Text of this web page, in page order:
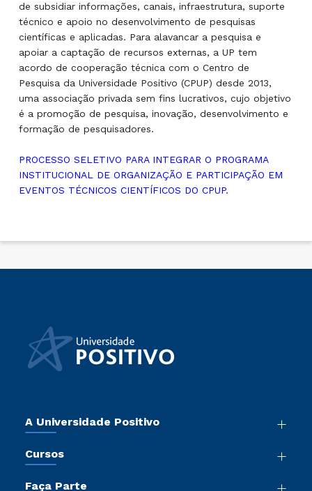
de subsidiar informações, canais, infraestrutura, suporte
técnico e apoio no desenvolvimento de pesquisas
científicas e aplicadas. Para alavancar a pesquisa e
apoiar a captação de recursos externas, a UP tem
acordo de cooperação técnica com o Centro de
Pesquisa da Universidade Positivo (CPUP) desde 2013,
uma associação privada sem fins lucrativos, cujo objetivo
é a promoção de pesquisa, inovação, desenvolvimento e
formação de pesquisadores.
PROCESSO SELETIVO PARA INTEGRAR O PROGRAMA
INSTITUCIONAL DE ORGANIZAÇÃO E PARTICIPAÇÃO EM
EVENTOS TÉCNICOS CIENTÍFICOS DO CPUP.
A Universidade Positivo
Sala de Imprensa
Cursos
Faça Parte